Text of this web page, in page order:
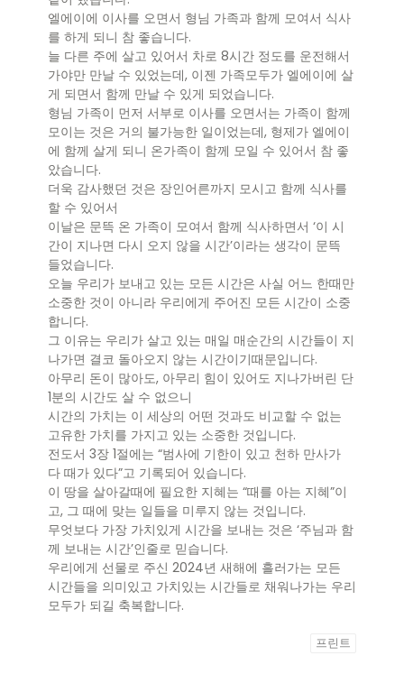
엘에이에 이사를 오면서 형님 가족과 함께 모여서 식사
를 하게 되니 참 좋습니다.
늘 다른 주에 살고 있어서 차로 8시간 정도를 운전해서
가야만 만날 수 있었는데, 이젠 가족모두가 엘에이에 살
게 되면서 함께 만날 수 있게 되었습니다.
형님 가족이 먼저 서부로 이사를 오면서는 가족이 함께
모이는 것은 거의 불가능한 일이었는데, 형제가 엘에이
에 함께 살게 되니 온가족이 함께 모일 수 있어서 참 좋
았습니다.
더욱 감사했던 것은 장인어른까지 모시고 함께 식사를
할 수 있어서
이날은 문뜩 온 가족이 모여서 함께 식사하면서 ‘이 시
간이 지나면 다시 오지 않을 시간’이라는 생각이 문뜩
들었습니다.
오늘 우리가 보내고 있는 모든 시간은 사실 어느 한때만
소중한 것이 아니라 우리에게 주어진 모든 시간이 소중
합니다.
그 이유는 우리가 살고 있는 매일 매순간의 시간들이 지
나가면 결코 돌아오지 않는 시간이기때문입니다.
아무리 돈이 많아도, 아무리 힘이 있어도 지나가버린 단
1분의 시간도 살 수 없으니
시간의 가치는 이 세상의 어떤 것과도 비교할 수 없는
고유한 가치를 가지고 있는 소중한 것입니다.
전도서 3장 1절에는 “범사에 기한이 있고 천하 만사가
다 때가 있다”고 기록되어 있습니다.
이 땅을 살아갈때에 필요한 지혜는 “때를 아는 지혜”이
고, 그 때에 맞는 일들을 미루지 않는 것입니다.
무엇보다 가장 가치있게 시간을 보내는 것은 ‘주님과 함
께 보내는 시간’인줄로 믿습니다.
우리에게 선물로 주신 2024년 새해에 흘러가는 모든
시간들을 의미있고 가치있는 시간들로 채워나가는 우리
모두가 되길 축복합니다.
프린트